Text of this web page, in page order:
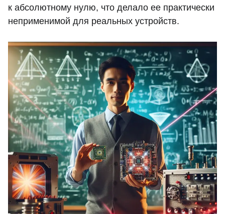
к абсолютному нулю, что делало ее практически
неприменимой для реальных устройств.